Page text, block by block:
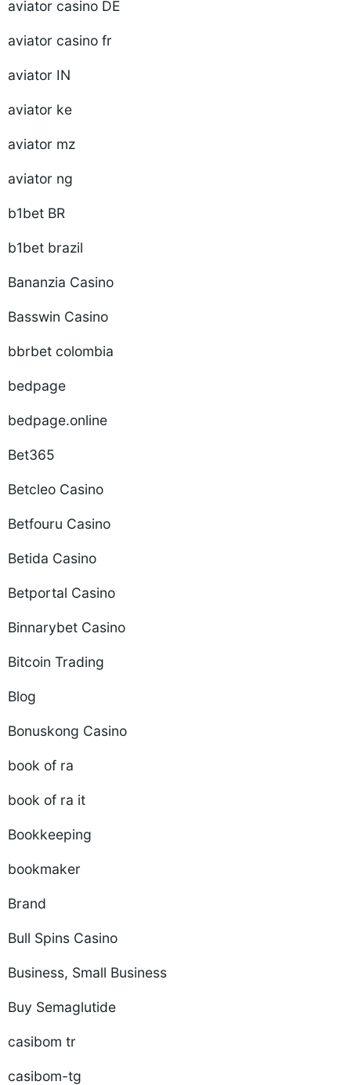
aviator casino DE
aviator casino fr
aviator IN
aviator ke
aviator mz
aviator ng
b1bet BR
b1bet brazil
Bananzia Casino
Basswin Casino
bbrbet colombia
bedpage
bedpage.online
Bet365
Betcleo Casino
Betfouru Casino
Betida Casino
Betportal Casino
Binnarybet Casino
Bitcoin Trading
Blog
Bonuskong Casino
book of ra
book of ra it
Bookkeeping
bookmaker
Brand
Bull Spins Casino
Business, Small Business
Buy Semaglutide
casibom tr
casibom-tg